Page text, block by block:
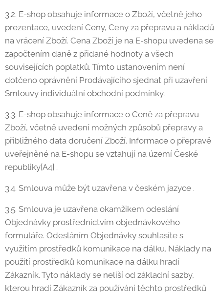
3.2. E-shop obsahuje informace o Zboží, včetně jeho
prezentace, uvedení Ceny, Ceny za přepravu a nákladů
na vrácení Zboží. Cena Zboží je na E-shopu uvedena se
započtením daně z přidané hodnoty a všech
souvisejících poplatků. Tímto ustanovením není
dotčeno oprávnění Prodávajícího sjednat při uzavření
Smlouvy individuální obchodní podmínky.
3.3. E-shop obsahuje informace o Ceně za přepravu
Zboží, včetně uvedení možných způsobů přepravy a
přibližného data doručení Zboží. Informace o přepravě
uveřejněné na E-shopu se vztahují na území České
republiky[A4] .
3.4. Smlouva může být uzavřena v českém jazyce .
3.5. Smlouva je uzavřena okamžikem odeslání
Objednávky prostřednictvím objednávkového
formuláře. Odesláním Objednávky souhlasíte s
využitím prostředků komunikace na dálku. Náklady na
použití prostředků komunikace na dálku hradí
Zákazník. Tyto náklady se neliší od základní sazby,
kterou hradí Zákazník za používání těchto prostředků